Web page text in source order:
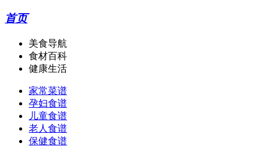
首页
美食导航
食材百科
健康生活
家常菜谱
孕妇食谱
儿童食谱
老人食谱
保健食谱